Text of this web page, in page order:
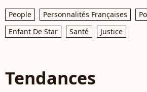
People Personnalités Françaises
Enfant De Star
Santé Justice
Tendances